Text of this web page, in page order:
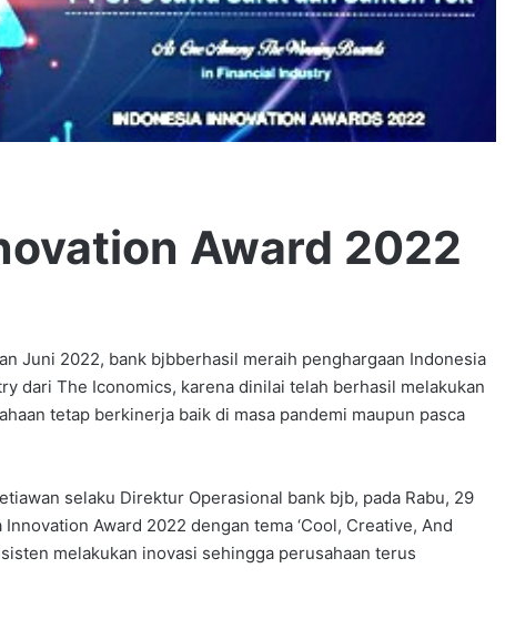
Award 2022
Juni 2022, bank bjbberhasil meraih penghargaan Indonesia
dari The Iconomics, karena dinilai telah berhasil melakukan
tetap berkinerja baik di masa pandemi maupun pasca
selaku Direktur Operasional bank bjb, pada Rabu, 29
Award 2022 dengan tema ‘Cool, Creative, And
melakukan inovasi sehingga perusahaan terus